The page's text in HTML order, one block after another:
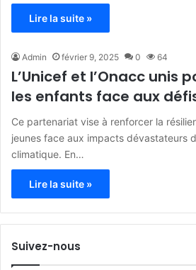
Lire la suite »
Admin février 9, 2025 0 64
L’Unicef et l’Onacc unis
les enfants face aux
Ce partenariat vise à renforcer la
jeunes face aux impacts dévastateurs
climatique. En…
Lire la suite »
Suivez-nous